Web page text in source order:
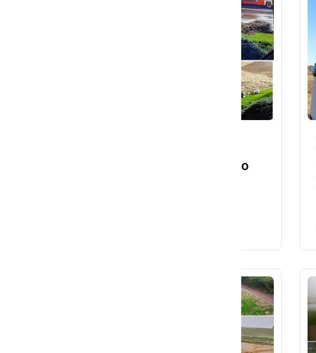
Neurje usodno za štorkljino